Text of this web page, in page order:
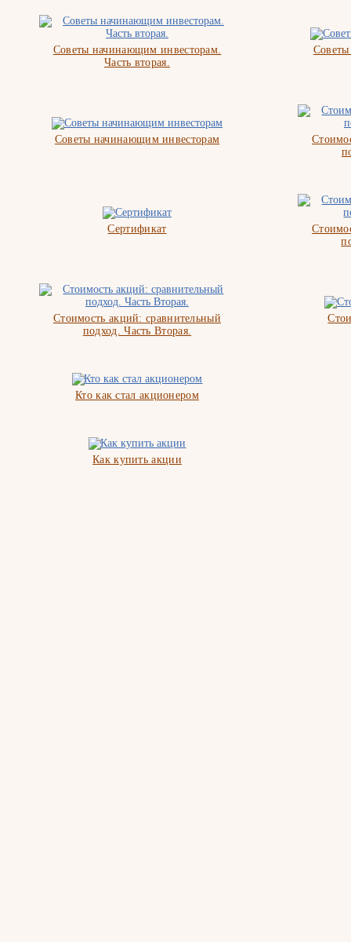
Советы начинающим инвесторам.
Часть вторая.
Советы начинающим инвесторам
Сертификат
Стоимость акций: сравнительный
подход. Часть Вторая.
Кто как стал акционером
Как купить акции